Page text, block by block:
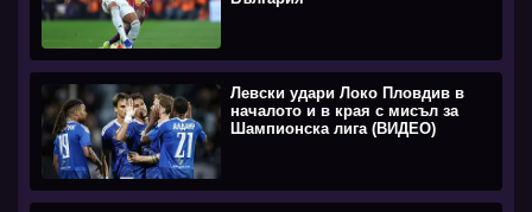
Левски удари Локо Пловдив в
началото и в края с мисъл за
Шампионска лига (ВИДЕО)